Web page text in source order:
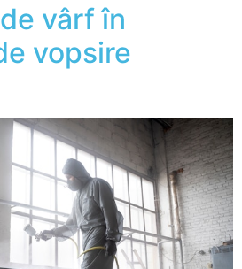
vârf în
vopsire